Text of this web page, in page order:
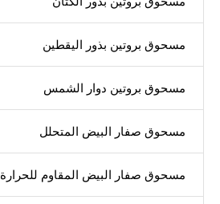
مسحوق بروتين بذور اليقطين
مسحوق بروتين دوار الشمس
مسحوق صفار البيض المتحلل
مسحوق صفار البيض المقاوم للحرارة